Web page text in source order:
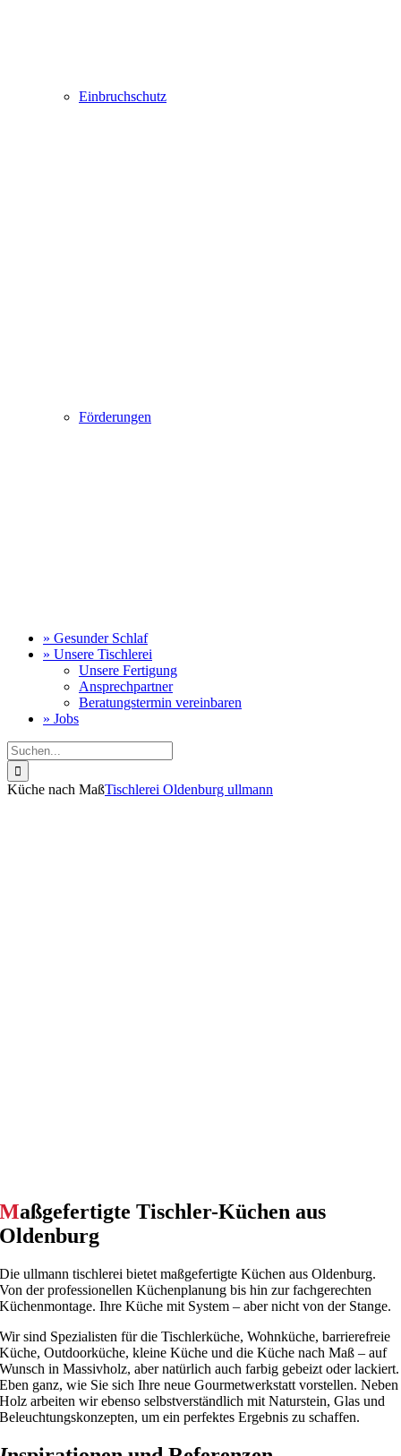
Einbruchschutz
Förderungen
» Gesunder Schlaf
» Unsere Tischlerei
Unsere Fertigung
Ansprechpartner
Beratungstermin vereinbaren
» Jobs
Suche
nach:
Küche nach MaßTischlerei Oldenburg ullmann
Maßgefertigte Tischler-Küchen aus
Oldenburg
Die ullmann tischlerei bietet maßgefertigte Küchen aus Oldenburg.
Von der professionellen Küchenplanung bis hin zur fachgerechten
Küchenmontage. Ihre Küche mit System – aber nicht von der Stange.
Wir sind Spezialisten für die Tischlerküche, Wohnküche, barrierefreie
Küche, Outdoorküche, kleine Küche und die Küche nach Maß – auf
Wunsch in Massivholz, aber natürlich auch farbig gebeizt oder lackiert.
Eben ganz, wie Sie sich Ihre neue Gourmetwerkstatt vorstellen. Neben
Holz arbeiten wir ebenso selbstverständlich mit Naturstein, Glas und
Beleuchtungskonzepten, um ein perfektes Ergebnis zu schaffen.